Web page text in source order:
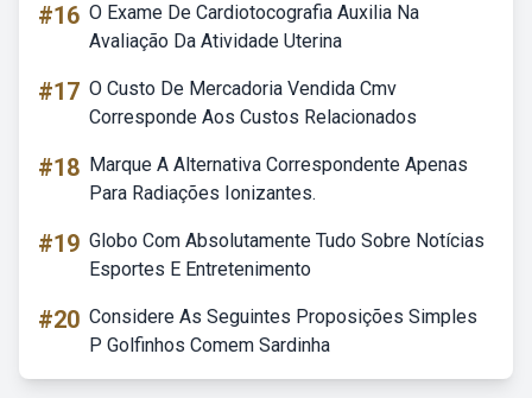
#16 O Exame De Cardiotocografia Auxilia Na
Avaliação Da Atividade Uterina
#17 O Custo De Mercadoria Vendida Cmv
Corresponde Aos Custos Relacionados
#18 Marque A Alternativa Correspondente Apenas
Para Radiações Ionizantes.
#19 Globo Com Absolutamente Tudo Sobre Notícias
Esportes E Entretenimento
#20 Considere As Seguintes Proposições Simples
P Golfinhos Comem Sardinha